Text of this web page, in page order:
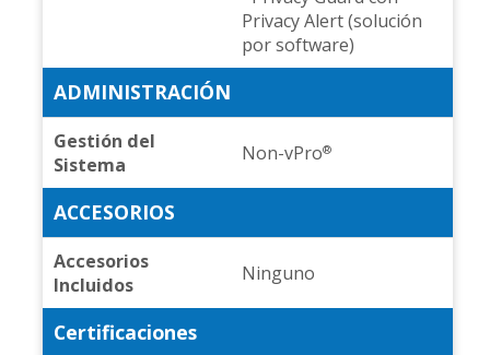
Privacy Alert (solución
por software)
ADMINISTRACIÓN
Gestión del
Sistema
Non-vPro®
ACCESORIOS
Accesorios
Incluidos
Ninguno
Certificaciones